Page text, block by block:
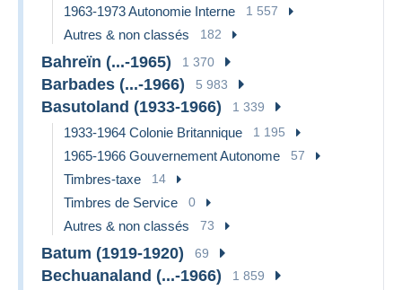
1963-1973 Autonomie Interne 1 557
Autres & non classés 182
Bahreïn (...-1965) 1 370
Barbades (...-1966) 5 983
Basutoland (1933-1966) 1 339
1933-1964 Colonie Britannique 1 195
1965-1966 Gouvernement Autonome 57
Timbres-taxe 14
Timbres de Service 0
Autres & non classés 73
Batum (1919-1920) 69
Bechuanaland (...-1966) 1 859